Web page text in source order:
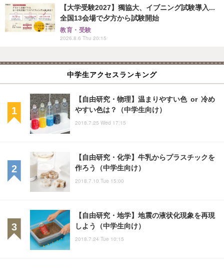
【大学受験2027】獨協大、イブニング試験導入...
全国13会場で夕方から試験開始
教育・受験
2026.8.6 Thu 20:15
中学生アクセスランキング
【自由研究・物理】温まりやすい色 or 冷め
やすい色は？（中学生向け）
2018.7.25 Wed 17:15
【自由研究・化学】牛乳からプラスチックを
作ろう（中学生向け）
2018.7.10 Tue 15:00
【自由研究・地学】地震の液状化現象を再現
しよう（中学生向け）
2018.7.24 Tue 10:15